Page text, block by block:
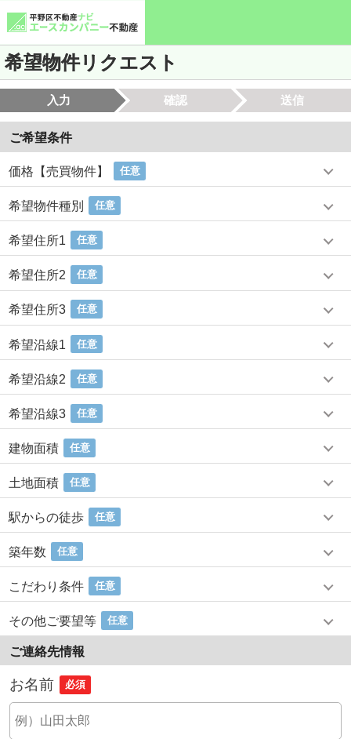
希望物件リクエスト
入力 確認 送信
ご希望条件
価格【売買物件】 任意
希望物件種別 任意
希望住所1 任意
希望住所2 任意
希望住所3 任意
希望沿線1 任意
希望沿線2 任意
希望沿線3 任意
建物面積 任意
土地面積 任意
駅からの徒歩 任意
築年数 任意
こだわり条件 任意
その他ご要望等 任意
ご連絡先情報
お名前 必須